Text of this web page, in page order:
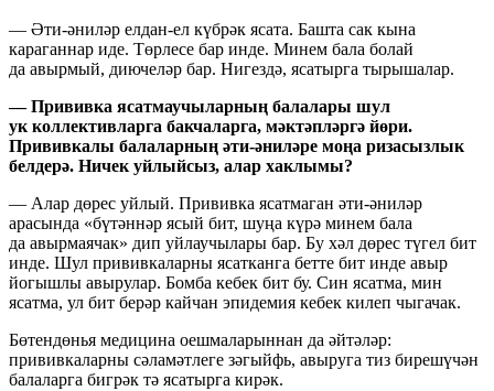
— Әти-әниләр елдан-ел күбрәк ясата. Башта сак кына
караганнар иде. Төрлесе бар инде. Минем бала болай
да авырмый, диючеләр бар. Нигездә, ясатырга тырышалар.
— Прививка ясатмаучыларның балалары шул
ук коллективларга бакчаларга, мәктәпләргә йөри.
Прививкалы балаларның әти-әниләре моңа ризасызлык
белдерә. Ничек уйлыйсыз, алар хаклымы?
— Алар дөрес уйлый. Прививка ясатмаган әти-әниләр
арасында «бүтәннәр ясый бит, шуңа күрә минем бала
да авырмаячак» дип уйлаучылары бар. Бу хәл дөрес түгел бит
инде. Шул прививкаларны ясатканга бетте бит инде авыр
йогышлы авырулар. Бомба кебек бит бу. Син ясатма, мин
ясатма, ул бит берәр кайчан эпидемия кебек килеп чыгачак.
Бөтендөнья медицина оешмаларыннан да әйтәләр:
прививкаларны сәламәтлеге зәгыйфь, авыруга тиз бирешүчән
балаларга бигрәк тә ясатырга кирәк.